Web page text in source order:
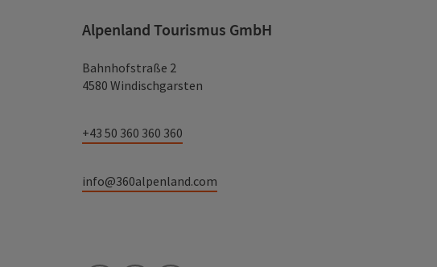
Alpenland Tourismus GmbH
Bahnhofstraße 2
4580 Windischgarsten
+43 50 360 360 360
info@360alpenland.com